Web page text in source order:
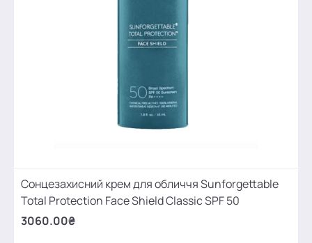
Сонцезахисний крем для обличчя Sunforgettable
Total Protection Face Shield Classic SPF 50
3060.00₴